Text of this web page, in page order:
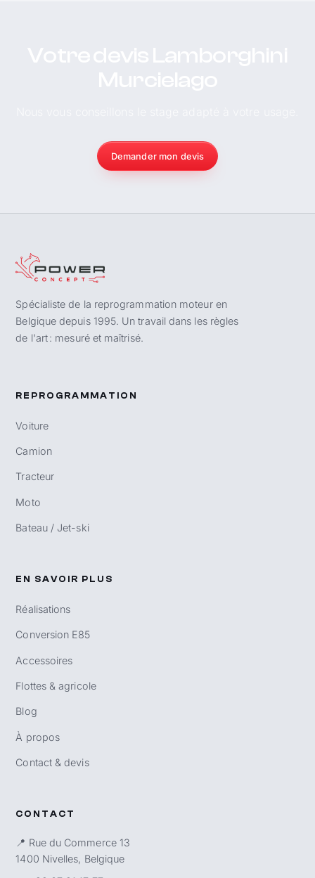
Demander mon devis
Spécialiste de la reprogrammation moteur en
Belgique depuis 1995. Un travail dans les règles
de l'art : mesuré et maîtrisé.
REPROGRAMMATION
Voiture
Camion
Tracteur
Moto
Bateau / Jet-ski
EN SAVOIR PLUS
Réalisations
Conversion E85
Accessoires
Flottes & agricole
Blog
À propos
Contact & devis
CONTACT
📍 Rue du Commerce 13
1400 Nivelles, Belgique